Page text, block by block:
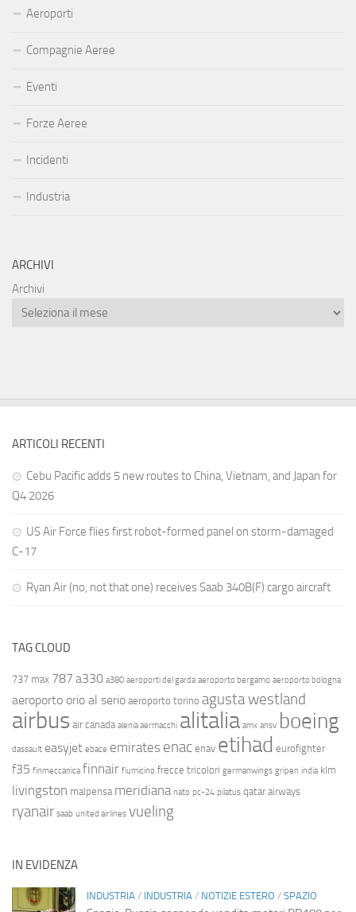
Aeroporti
Compagnie Aeree
Eventi
Forze Aeree
Incidenti
Industria
ARCHIVI
Archivi
ARTICOLI RECENTI
Cebu Pacific adds 5 new routes to China, Vietnam, and Japan for
Q4 2026
US Air Force flies first robot-formed panel on storm-damaged
C-17
Ryan Air (no, not that one) receives Saab 340B(F) cargo aircraft
TAG CLOUD
737 max 787 a330 a380 aeroporti del garda aeroporto bergamo aeroporto bologna
aeroporto orio al serio aeroporto torino agusta westland
airbus air canada alenia aermacchi alitalia amx ansv boeing
dassault easyjet ebace emirates enac enav etihad eurofighter
f35 finmeccanica finnair fiumicino frecce tricolori germanwings gripen india klm
livingston malpensa meridiana nato pc-24 pilatus qatar airways
ryanair saab united airlines vueling
IN EVIDENZA
INDUSTRIA / INDUSTRIA / NOTIZIE ESTERO / SPAZIO